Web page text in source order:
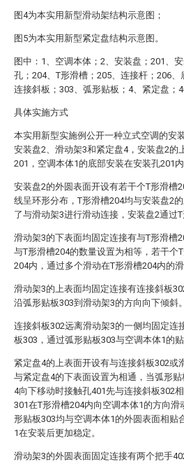
图4为本实用新型滑动架结构示意图；
图5为本实用新型紧定盘结构示意图。
图中：1、空调本体；2、安装盘；201、
孔；204、T形滑槽；205、连接杆；206、
连接斜板；303、弧形贴板；4、紧定盘；
具体实施方式
本实用新型实施例公开一种立式空调的安
安装盘2、滑动架3和紧定盘4，安装盘2
201，空调本体1的底部安装在安装孔201内
安装盘2的外圆表面开设有若干个T形滑槽
线呈环形分布，T形滑槽204均与安装盘2
了与滑动架3进行滑动连接，安装盘2通过
滑动架3的下表面均固定连接有与T形滑槽
与T形滑槽204的数量设置为相等，若干个
204内，通过多个滑动在T形滑槽204内的
滑动架3的上表面均固定连接有连接斜板
沿弧形贴板303到滑动架3的方向向下倾斜。
连接斜板302远离滑动架3的一侧均固定
板303，通过弧形贴板303与空调本体1的
紧定盘4的上表面开设有与连接斜板302或
与紧定盘4的下表面设置为相通，当弧形
4向下移动时接触孔401先与连接斜板302
301在T形滑槽204内向空调本体1的方向
形贴板303均与空调本体1的外圆表面相
1在安装后更加稳定。
滑动架3的外圆表面固定连接有两个把手